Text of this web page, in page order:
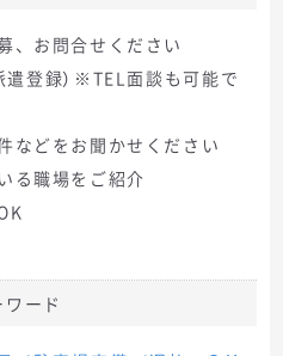
、お問合せください
遣登録）※TEL面談も可能で
などをお聞かせください
る職場をご紹介
ワード